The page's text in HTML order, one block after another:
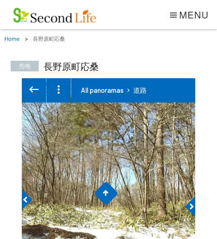
MENU
Home 長野原町応桑
売地 長野原町応桑